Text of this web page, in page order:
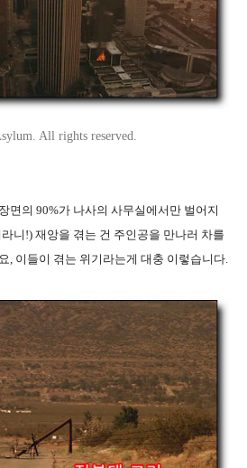
All rights reserved.
면의 90%가 나사의 사무실에서만 벌어지
니!) 재앙을 겪는 건 주인공을 만나러 차를
, 이들이 겪는 위기라는게 대충 이렇습니다.